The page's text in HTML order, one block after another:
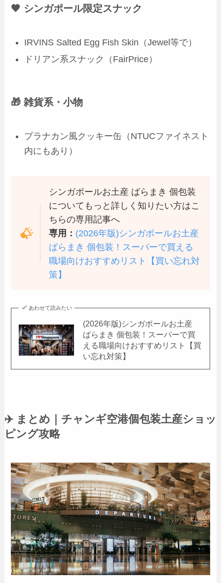
🧡 シンガポール限定スナック
IRVINS Salted Egg Fish Skin（Jewel等で）
ドリアン系スナック（FairPrice）
🎁 雑貨系・小物
プラナカン風クッキー缶（NTUCファイネスト
内にもあり）
シンガポールお土産 ばらまき 個包装
についてもっと詳しく知りたい方はこ
ちらの専用記事へ
専用： (2026年版)シンガポールお土産
ばらまき 個包装！スーパーで買える
職場向けおすすめリスト【買い忘れ対
策】
あわせて読みたい
(2026年版)シンガポールお土産
ばらまき 個包装！スーパーで買
える職場向けおすすめリスト【買
い忘れ対策】
✈️ まとめ｜チャンギ空港個包装土産ショッ
ピング攻略